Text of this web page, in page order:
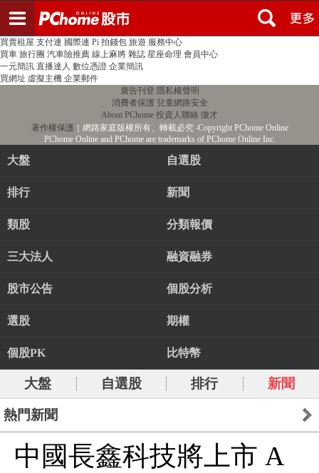
PChome首頁 線上購物 24h購物 書店
買賣租屋 支付連 國際連 Pi 拍錢包 旅遊 服務中心
買車 旅行團 汽車險推薦 線上麻將 雜誌 星座命理 會員中心
一元簡訊 直播達人 數位憑證 企業簡訊
買網址 虛擬主機 企業郵件
廣告刊登 隱私權聲明
消費者保護 兒童網路安全
About PChome 投資人聯絡 徵才
著作權保護 ｜網路家庭版權所有、轉載必究‧Copyright PChome Online
PChome Online and PChome are trademarks of PChome Online Inc.
大盤 自選股
排行 新聞
類股 分類報價
三大法人 融資融券
股市公告 個股分析
選股 期權
個股PK 比特幣
大盤 自選股 排行 新聞
熱門新聞
中國長鑫科技將上市 A